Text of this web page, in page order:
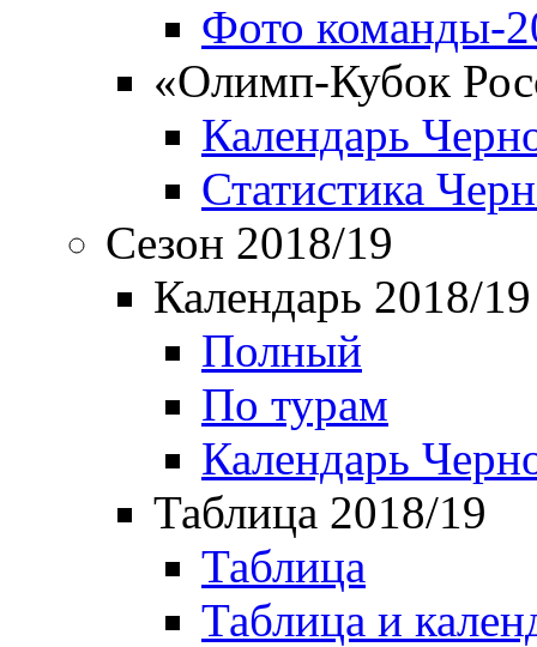
Фото команды-
«Олимп-Кубок
Календарь
Статистика
Сезон 2018/19
Календарь 2018/19
Полный
По турам
Календарь
Таблица 2018/19
Таблица
Таблица и